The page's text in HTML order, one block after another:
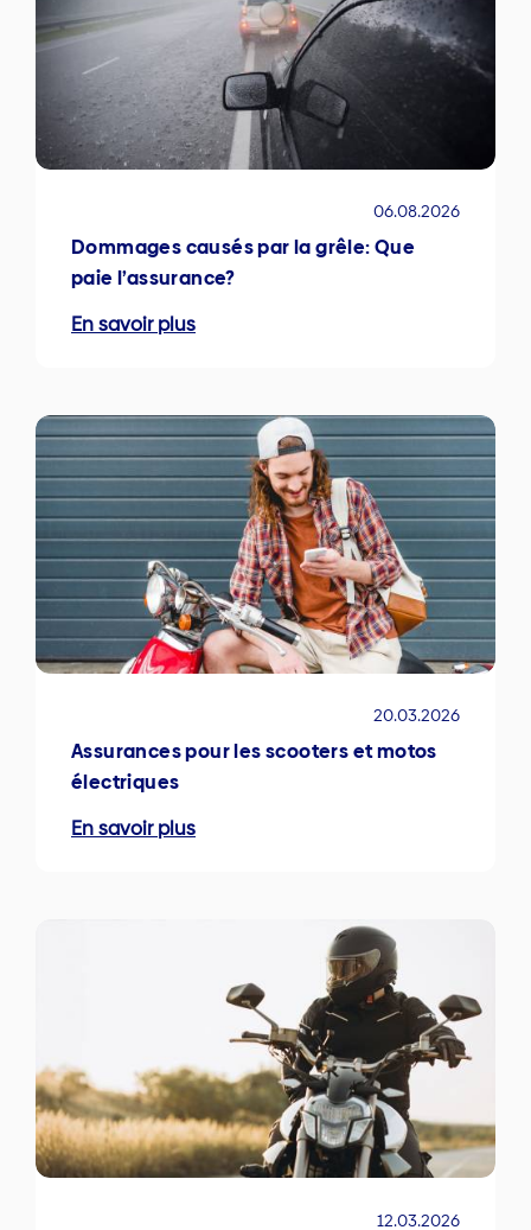
06.08.2026
Dommages causés par la grêle: Que
paie l’assurance?
En savoir plus
20.03.2026
Assurances pour les scooters et motos
électriques
En savoir plus
12.03.2026